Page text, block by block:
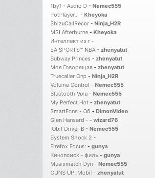
1by1 - Audio D - Nemec555
PotPlayer... - Kheyoka
ShizuCallRecor - Ninja_H2R
MSI Afterburne - Kheyoka
Интеллект из г -
EA SPORTS™ NBA - zhenyatut
Subway Princes - zhenyatut
Моя Говорящая - zhenyatut
Truecaller Опр - Ninja_H2R
Volume Control - Nemec555
Bluetooth Volu - Nemec555
My Perfect Hot - zhenyatut
SmartFons - Об - DimonVideo
Glen Hansard - - wizard76
IObit Driver B - Nemec555
System Shock 2 -
Firefox Focus: - gunya
Кинопоиск－филь - gunya
Musixmatch Dyn - Nemec555
GUNS UP! Mobil - zhenyatut